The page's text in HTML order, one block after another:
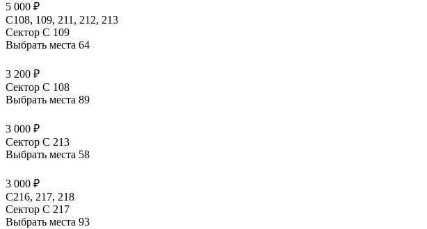
5 000 ₽
С108, 109, 211, 212, 213
Сектор C 109
Выбрать места 64
3 200 ₽
Сектор C 108
Выбрать места 89
3 000 ₽
Сектор C 213
Выбрать места 58
3 000 ₽
С216, 217, 218
Сектор C 217
Выбрать места 93